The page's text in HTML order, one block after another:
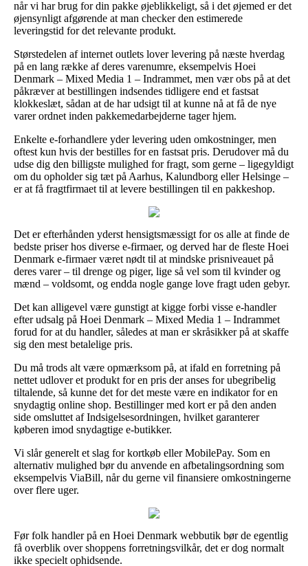
når vi har brug for din pakke øjeblikkeligt, så i det øjemed er det
øjensynligt afgørende at man checker den estimerede
leveringstid for det relevante produkt.
Størstedelen af internet outlets lover levering på næste hverdag
på en lang række af deres varenumre, eksempelvis Hoei
Denmark – Mixed Media 1 – Indrammet, men vær obs på at det
påkræver at bestillingen indsendes tidligere end et fastsat
klokkeslæt, sådan at de har udsigt til at kunne nå at få de nye
varer ordnet inden pakkemedarbejderne tager hjem.
Enkelte e-forhandlere yder levering uden omkostninger, men
oftest kun hvis der bestilles for en fastsat pris. Derudover må du
udse dig den billigste mulighed for fragt, som gerne – ligegyldigt
om du opholder sig tæt på Aarhus, Kalundborg eller Helsinge –
er at få fragtfirmaet til at levere bestillingen til en pakkeshop.
Det er efterhånden yderst hensigtsmæssigt for os alle at finde de
bedste priser hos diverse e-firmaer, og derved har de fleste Hoei
Denmark e-firmaer været nødt til at mindske prisniveauet på
deres varer – til drenge og piger, lige så vel som til kvinder og
mænd – voldsomt, og endda nogle gange love fragt uden gebyr.
Det kan alligevel være gunstigt at kigge forbi visse e-handler
efter udsalg på Hoei Denmark – Mixed Media 1 – Indrammet
forud for at du handler, således at man er skråsikker på at skaffe
sig den mest betalelige pris.
Du må trods alt være opmærksom på, at ifald en forretning på
nettet udlover et produkt for en pris der anses for ubegribelig
tiltalende, så kunne det for det meste være en indikator for en
snydagtig online shop. Bestillinger med kort er på den anden
side omsluttet af Indsigelsesordningen, hvilket garanterer
køberen imod snydagtige e-butikker.
Vi slår generelt et slag for kortkøb eller MobilePay. Som en
alternativ mulighed bør du anvende en afbetalingsordning som
eksempelvis ViaBill, når du gerne vil finansiere omkostningerne
over flere uger.
Før folk handler på en Hoei Denmark webbutik bør de egentlig
få overblik over shoppens forretningsvilkår, det er dog normalt
ikke specielt ophidsende.